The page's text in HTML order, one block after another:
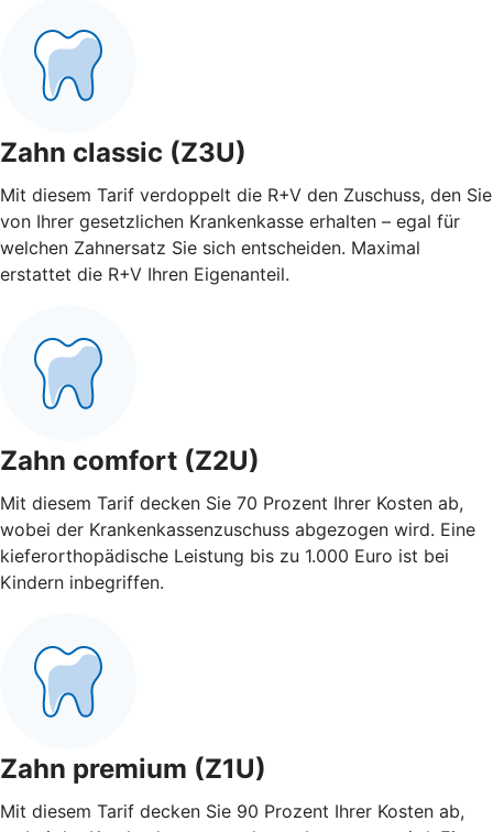
Zahn classic (Z3U)
Mit diesem Tarif verdoppelt die R+V den Zuschuss, den Sie
von Ihrer gesetzlichen Krankenkasse erhalten – egal für
welchen Zahnersatz Sie sich entscheiden. Maximal
erstattet die R+V Ihren Eigenanteil.
Zahn comfort (Z2U)
Mit diesem Tarif decken Sie 70 Prozent Ihrer Kosten ab,
wobei der Krankenkassenzuschuss abgezogen wird. Eine
kieferorthopädische Leistung bis zu 1.000 Euro ist bei
Kindern inbegriffen.
Zahn premium (Z1U)
Mit diesem Tarif decken Sie 90 Prozent Ihrer Kosten ab,